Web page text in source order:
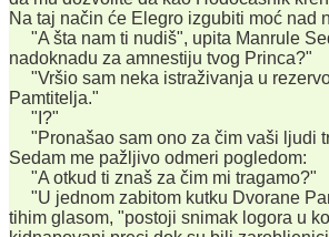
Na taj način će Elegro izgubiti moć nad
"A šta nam ti nudiš", upita Manrule
nadoknadu za amnestiju tvog Princa?"
"Vršio sam neka istraživanja u
Pamtitelja."
"I?"
"Pronašao sam ono za čim vaši ljudi
Sedam me pažljivo odmeri pogledom:
"A otkud ti znaš za čim mi tragamo?"
"U jednom zabitom kutku Dvorane
tihim glasom, "postoji snimak logora u